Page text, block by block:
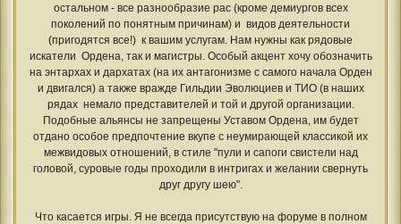
остальном - все разнообразие рас (кроме демиургов всех
поколений по понятным причинам) и видов деятельности
(пригодятся все!) к вашим услугам. Нам нужны как рядовые
искатели Ордена, так и магистры. Особый акцент хочу обозначить
на энтархах и дархатах (на их антагонизме с самого начала Орден
и двигался) а также вражде Гильдии Эволюциев и ТИО (в наших
рядах немало представителей и той и другой организации.
Подобные альянсы не запрещены Уставом Ордена, им будет
отдано особое предпочтение вкупе с неумирающей классикой их
межвидовых отношений, в стиле "пули и сапоги свистели над
головой, суровые годы проходили в интригах и желании свернуть
друг другу шею".
Что касается игры. Я не всегда присутствую на форуме в полном